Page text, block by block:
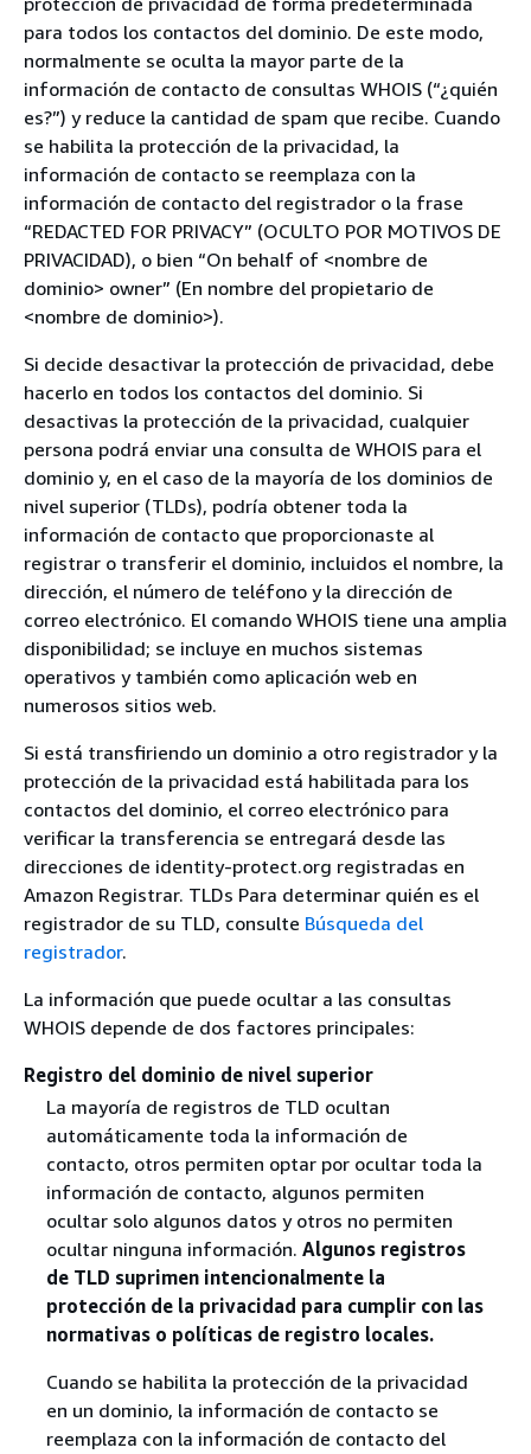
para todos los contactos del dominio. De este modo,
normalmente se oculta la mayor parte de la
información de contacto de consultas WHOIS (“¿quién
es?”) y reduce la cantidad de spam que recibe. Cuando
se habilita la protección de la privacidad, la
información de contacto se reemplaza con la
información de contacto del registrador o la frase
“REDACTED FOR PRIVACY” (OCULTO POR MOTIVOS DE
PRIVACIDAD), o bien “On behalf of <nombre de
dominio> owner” (En nombre del propietario de
<nombre de dominio>).
Si decide desactivar la protección de privacidad, debe
hacerlo en todos los contactos del dominio. Si
desactivas la protección de la privacidad, cualquier
persona podrá enviar una consulta de WHOIS para el
dominio y, en el caso de la mayoría de los dominios de
nivel superior (TLDs), podría obtener toda la
información de contacto que proporcionaste al
registrar o transferir el dominio, incluidos el nombre, la
dirección, el número de teléfono y la dirección de
correo electrónico. El comando WHOIS tiene una amplia
disponibilidad; se incluye en muchos sistemas
operativos y también como aplicación web en
numerosos sitios web.
Si está transfiriendo un dominio a otro registrador y la
protección de la privacidad está habilitada para los
contactos del dominio, el correo electrónico para
verificar la transferencia se entregará desde las
direcciones de identity-protect.org registradas en
Amazon Registrar. TLDs Para determinar quién es el
registrador de su TLD, consulte Búsqueda del
registrador.
La información que puede ocultar a las consultas
WHOIS depende de dos factores principales:
Registro del dominio de nivel superior
La mayoría de registros de TLD ocultan
automáticamente toda la información de
contacto, otros permiten optar por ocultar toda la
información de contacto, algunos permiten
ocultar solo algunos datos y otros no permiten
ocultar ninguna información. Algunos registros
de TLD suprimen intencionalmente la
protección de la privacidad para cumplir con las
normativas o políticas de registro locales.
Cuando se habilita la protección de la privacidad
en un dominio, la información de contacto se
reemplaza con la información de contacto del